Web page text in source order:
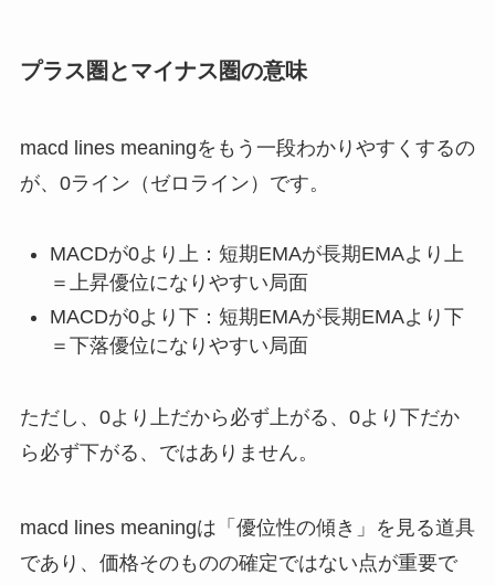
プラス圏とマイナス圏の意味
macd lines meaningをもう一段わかりやすくするの
が、0ライン（ゼロライン）です。
MACDが0より上：短期EMAが長期EMAより上
＝上昇優位になりやすい局面
MACDが0より下：短期EMAが長期EMAより下
＝下落優位になりやすい局面
ただし、0より上だから必ず上がる、0より下だか
ら必ず下がる、ではありません。
macd lines meaningは「優位性の傾き」を見る道具
であり、価格そのものの確定ではない点が重要で